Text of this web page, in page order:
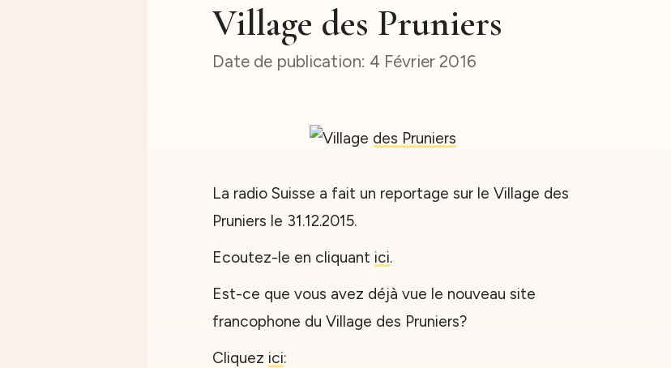
Village des Pruniers
4 Février 2016
La radio Suisse a fait un reportage sur le Village des
Pruniers le 31.12.2015.
Ecoutez-le en cliquant ici.
Est-ce que vous avez déjà vue le nouveau site
francophone du Village des Pruniers?
Cliquez ici: